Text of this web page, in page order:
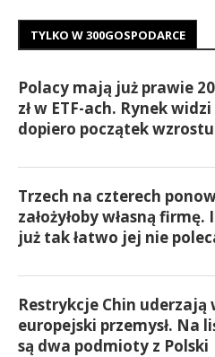
TYLKO W 300GOSPODARCE
Polacy mają już prawie
zł w ETF-ach. Rynek widzi
dopiero początek wzrostu
Trzech na czterech
założyłoby własną firmę.
już tak łatwo jej nie
Restrykcje Chin uderzają
europejski przemysł. Na
są dwa podmioty z Polski